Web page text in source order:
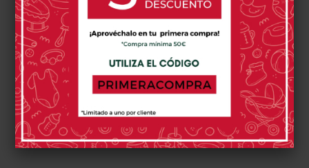
54,95 €
Dim
Grey
Pale
0 opinión(es)
Comprar
89,95 €
Cold
Black
U57U69
Race
Cream
U71
Broken
Black
0 opinión(es)
Comprar